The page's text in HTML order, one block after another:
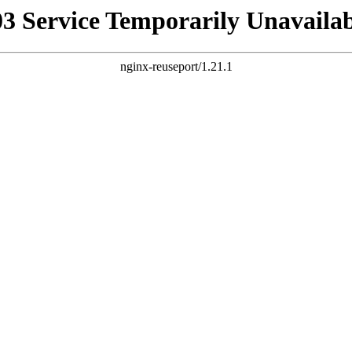
Service Temporarily
nginx-reuseport/1.21.1